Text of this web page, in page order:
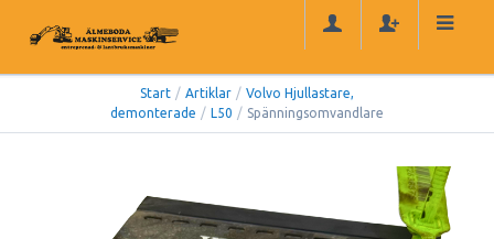
Start / Artiklar / Volvo Hjullastare,
demonterade / L50 / Spänningsomvandlare